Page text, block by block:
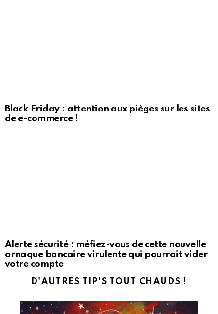
Black Friday : attention aux pièges sur les sites
de e-commerce !
Alerte sécurité : méfiez-vous de cette nouvelle
arnaque bancaire virulente qui pourrait vider
votre compte
D'AUTRES TIP'S TOUT CHAUDS !